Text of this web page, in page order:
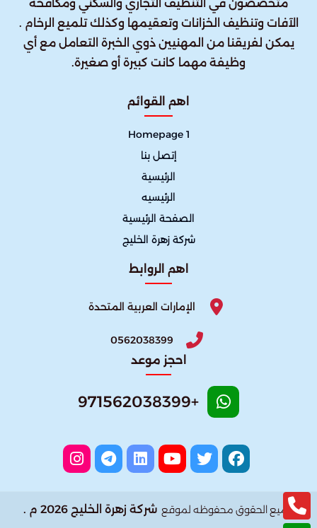
متخصصون في التنظيف التجاري والسكني ومكافحة
الآفات وتنظيف الخزانات وتعقيمها وكذلك تلميع الرخام .
يمكن لفريقنا من المهنيين ذوي الخبرة التعامل مع أي
وظيفة مهما كانت كبيرة أو صغيرة.
اهم القوائم
Homepage 1
إتصل بنا
الرئيسية
الرئيسيه
الصفحة الرئيسية
شركة زهرة الخليج
اهم الروابط
الإمارات العربية المتحدة
0562038399
احجز موعد
+971562038399
جميع الحقوق محفوظه لموقع شركة زهرة الخليج 2026 م .